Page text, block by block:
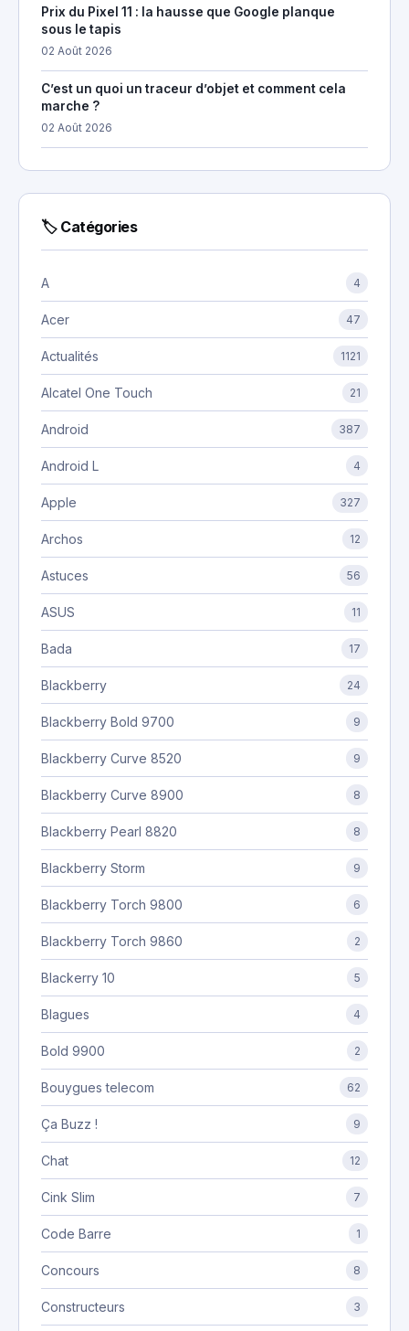
Prix du Pixel 11 : la hausse que Google planque
sous le tapis
02 Août 2026
C’est un quoi un traceur d’objet et comment cela
marche ?
02 Août 2026
🏷 Catégories
A 4
Acer 47
Actualités 1121
Alcatel One Touch 21
Android 387
Android L 4
Apple 327
Archos 12
Astuces 56
ASUS 11
Bada 17
Blackberry 24
Blackberry Bold 9700 9
Blackberry Curve 8520 9
Blackberry Curve 8900 8
Blackberry Pearl 8820 8
Blackberry Storm 9
Blackberry Torch 9800 6
Blackberry Torch 9860 2
Blackerry 10 5
Blagues 4
Bold 9900 2
Bouygues telecom 62
Ça Buzz ! 9
Chat 12
Cink Slim 7
Code Barre 1
Concours 8
Constructeurs 3